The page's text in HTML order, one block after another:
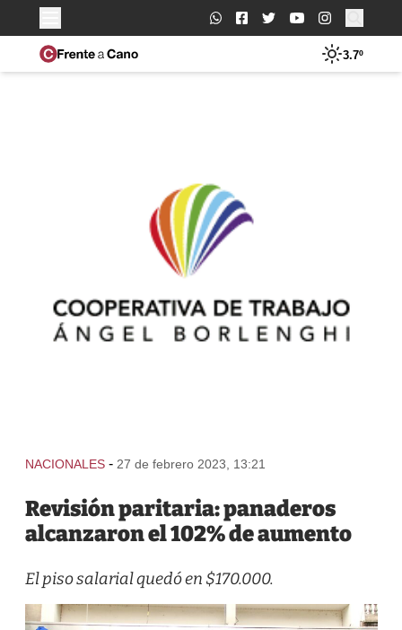
Buscar:
3.7º
NACIONALES - 27 de febrero 2023, 13:21
Revisión paritaria: panaderos
alcanzaron el 102% de aumento
El piso salarial quedó en $170.000.